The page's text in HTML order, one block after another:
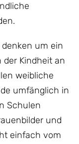
um ein
der Kindheit an
weibliche
umfänglich in
Schulen
und
einfach vom